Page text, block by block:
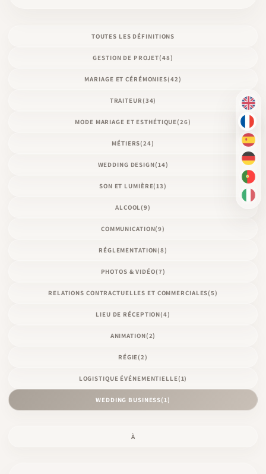
EN
FR
ES
DE
PT-
IT
TOUTES LES DÉFINITIONS
GESTION DE PROJET(48)
MARIAGE ET CÉRÉMONIES(42)
TRAITEUR (34)
MODE MARIAGE ET ESTHÉTIQUE(26)
MÉTIERS(24)
WEDDING DESIGN(14)
SON ET LUMIÈRE(13)
ALCOOL (9)
COMMUNICATION(9)
RÉGLEMENTATION(8)
PHOTOS & VIDÉO(7)
RELATIONS CONTRACTUELLES ET COMMERCIALES(5)
LIEU DE RÉCEPTION(4)
ANIMATION(2)
RÉGIE(2)
LOGISTIQUE ÉVÉNEMENTIELLE(1)
WEDDING BUSINESS(1)
À